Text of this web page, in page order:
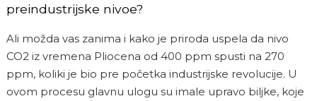
preindustrijske nivoe?
Ali možda vas zanima i kako je priroda uspela da nivo
CO2 iz vremena Pliocena od 400 ppm spusti na 270
ppm, koliki je bio pre početka industrijske revolucije. U
ovom procesu glavnu ulogu su imale upravo biljke, koje